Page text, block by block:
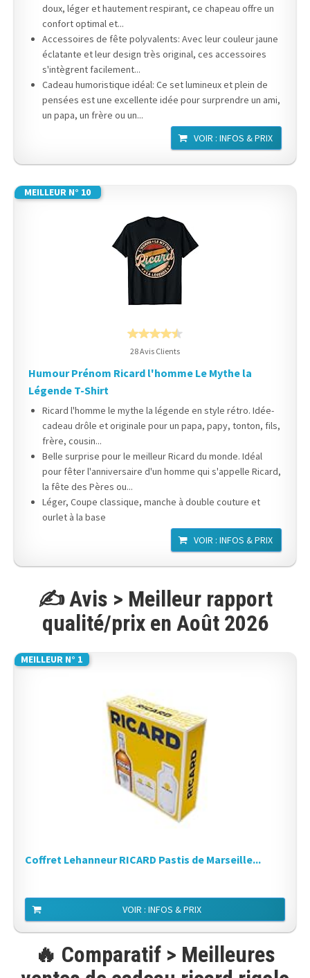
doux, léger et hautement respirant, ce chapeau offre un
confort optimal et...
Accessoires de fête polyvalents: Avec leur couleur jaune
éclatante et leur design très original, ces accessoires
s'intègrent facilement...
Cadeau humoristique idéal: Ce set lumineux et plein de
pensées est une excellente idée pour surprendre un ami,
un papa, un frère ou un...
VOIR : INFOS & PRIX
MEILLEUR N° 10
28 Avis Clients
Humour Prénom Ricard l'homme Le Mythe la
Légende T-Shirt
Ricard l'homme le mythe la légende en style rétro. Idée-
cadeau drôle et originale pour un papa, papy, tonton, fils,
frère, cousin...
Belle surprise pour le meilleur Ricard du monde. Idéal
pour fêter l'anniversaire d'un homme qui s'appelle Ricard,
la fête des Pères ou...
Léger, Coupe classique, manche à double couture et
ourlet à la base
VOIR : INFOS & PRIX
✍️ Avis > Meilleur rapport
qualité/prix en Août 2026
MEILLEUR N° 1
Coffret Lehanneur RICARD Pastis de Marseille...
VOIR : INFOS & PRIX
🔥 Comparatif > Meilleures